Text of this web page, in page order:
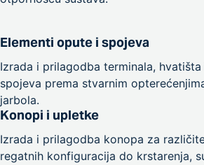
Elementi opute i spojeva
Izrada i prilagodba terminala,
spojeva prema stvarnim
jarbola.
Konopi i upletke
Izrada i prilagodba konopa za
regatnih konfiguracija do krstarenja,